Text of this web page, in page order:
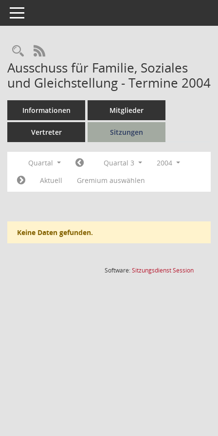
Toggle navigation
Rechercheauswahl
RSS-Feed
Ausschuss für Familie, Soziales
und Gleichstellung - Termine 2004
Informationen Mitglieder
Vertreter Sitzungen
Quartal Quartal 3
2004
Aktuell
Gremium auswählen
Keine Daten gefunden.
Software:SitzungsdienstSession(Wird in